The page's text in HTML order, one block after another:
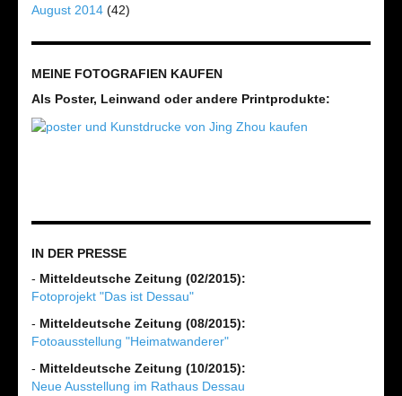
August 2014 (42)
MEINE FOTOGRAFIEN KAUFEN
Als Poster, Leinwand oder andere Printprodukte:
IN DER PRESSE
- Mitteldeutsche Zeitung (02/2015):
Fotoprojekt "Das ist Dessau"
- Mitteldeutsche Zeitung (08/2015):
Fotoausstellung "Heimatwanderer"
- Mitteldeutsche Zeitung (10/2015):
Neue Ausstellung im Rathaus Dessau